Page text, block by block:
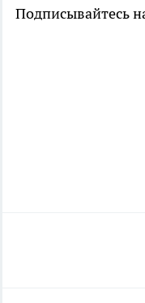
Подписывайтесь